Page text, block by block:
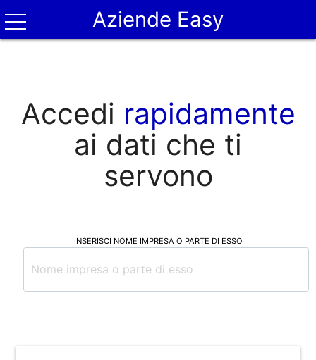
Aziende Easy
Accedi rapidamente
ai dati che ti
servono
INSERISCI NOME IMPRESA O PARTE DI ESSO